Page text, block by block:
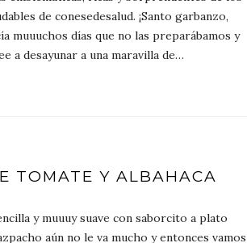
de conesedesalud. ¡Santo garbanzo,
muuuchos días que no las preparábamos y
a desayunar a una maravilla de…
TOMATE Y ALBAHACA
y muuuy suave con saborcito a plato
aún no le va mucho y entonces vamos